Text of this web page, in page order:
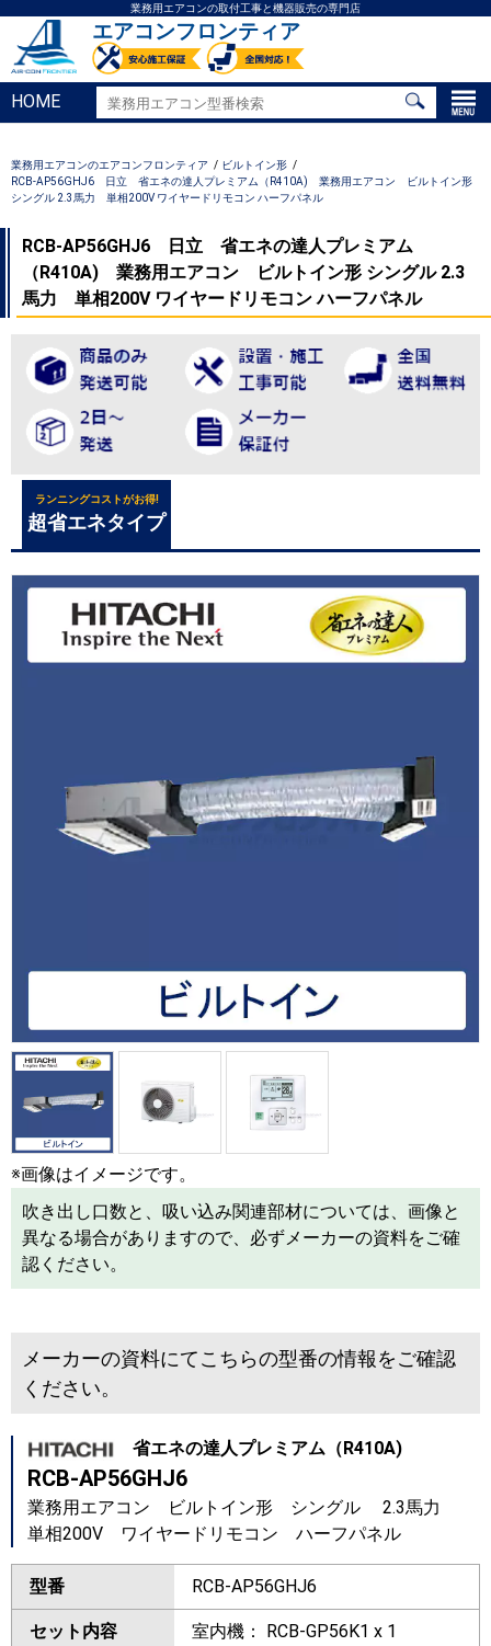
業務用エアコンの取付工事と機器販売の専門店
エアコンフロンティア
HOME
業務用エアコンのエアコンフロンティア
ビルトイン形
RCB-AP56GHJ6 日立 省エネの達人プレミアム（R410A) 業務用エアコン ビルトイン形
シングル 2.3馬力 単相200V ワイヤードリモコン ハーフパネル
RCB-AP56GHJ6 日立 省エネの達人プレミアム
（R410A) 業務用エアコン ビルトイン形 シングル 2.3
馬力 単相200V ワイヤードリモコン ハーフパネル
ランニングコストがお得!
超省エネタイプ
※画像はイメージです。
吹き出し口数と、吸い込み関連部材については、画像と
異なる場合がありますので、必ずメーカーの資料をご確
認ください。
メーカーの資料にてこちらの型番の情報をご確認
ください。
省エネの達人プレミアム（R410A)
RCB-AP56GHJ6
業務用エアコン ビルトイン形 シングル 2.3馬力
単相200V ワイヤードリモコン ハーフパネル
型番 RCB-AP56GHJ6
セット内容
室内機： RCB-GP56K1 x 1